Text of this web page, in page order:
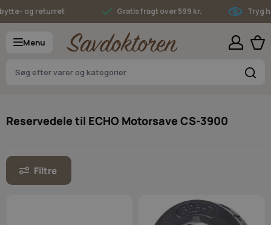
Skip to Content
og returret Gratis fragt over 599 kr. Tryg
Menu
Reservedele til ECHO Motorsave CS-3900
Filtre